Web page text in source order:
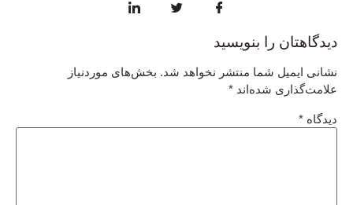
دیدگاهتان را بنویسید
نشانی ایمیل شما منتشر نخواهد شد. بخش‌های موردنیاز
علامت‌گذاری شده‌اند *
دیدگاه *